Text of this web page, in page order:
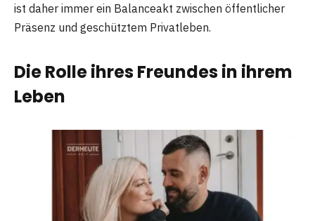
ist daher immer ein Balanceakt zwischen öffentlicher
Präsenz und geschütztem Privatleben.
Die Rolle ihres Freundes in ihrem
Leben